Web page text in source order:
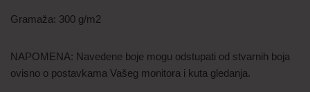
Gramaža: 300 g/m2
NAPOMENA: Navedene boje mogu odstupati od stvarnih boja
ovisno o postavkama Vašeg monitora i kuta gledanja.